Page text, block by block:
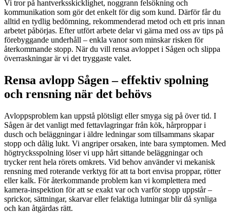
Vi tror på hantverksskicklighet, noggrann felsökning och
kommunikation som gör det enkelt för dig som kund. Därför får du
alltid en tydlig bedömning, rekommenderad metod och ett pris innan
arbetet påbörjas. Efter utfört arbete delar vi gärna med oss av tips på
förebyggande underhåll – enkla vanor som minskar risken för
återkommande stopp. När du vill rensa avloppet i Sågen och slippa
överraskningar är vi det tryggaste valet.
Rensa avlopp Sågen – effektiv spolning
och rensning när det behövs
Avloppsproblem kan uppstå plötsligt eller smyga sig på över tid. I
Sågen är det vanligt med fettavlagringar från kök, hårproppar i
dusch och beläggningar i äldre ledningar som tillsammans skapar
stopp och dålig lukt. Vi angriper orsaken, inte bara symptomen. Med
högtrycksspolning löser vi upp hårt sittande beläggningar och
trycker rent hela rörets omkrets. Vid behov använder vi mekanisk
rensning med roterande verktyg för att ta bort envisa proppar, rötter
eller kalk. För återkommande problem kan vi komplettera med
kamera-inspektion för att se exakt var och varför stopp uppstår –
sprickor, sättningar, skarvar eller felaktiga lutningar blir då synliga
och kan åtgärdas rätt.